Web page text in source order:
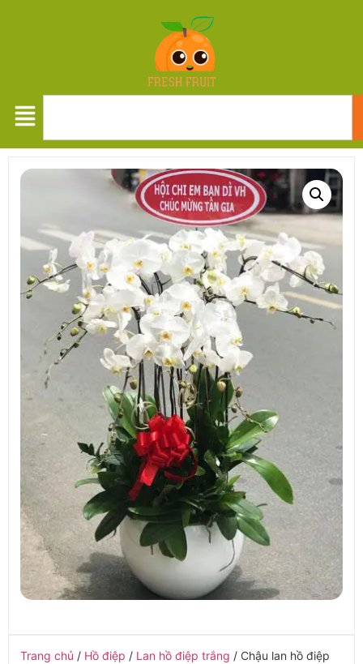
Trang chủ / Hồ điệp / Lan hồ điệp trắng / Chậu lan hồ điệp